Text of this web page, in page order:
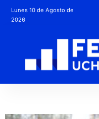
Lunes 10 de Agosto de
2026